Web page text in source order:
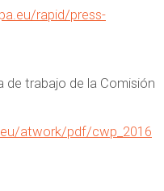
rapid/press-
de trabajo de la Comisión
atwork/pdf/cwp_2016